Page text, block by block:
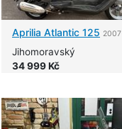
Aprilia Atlantic 125 2007
Jihomoravský
34 999 Kč